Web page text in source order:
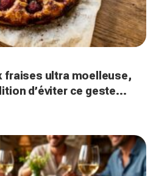
fraises ultra moelleuse,
d’éviter ce geste